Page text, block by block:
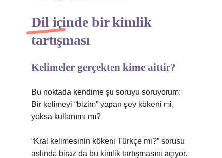
Dil içinde bir kimlik
tartışması
Kelimeler gerçekten kime aittir?
Bu noktada kendime şu soruyu soruyorum:
Bir kelimeyi “bizim” yapan şey kökeni mi,
yoksa kullanımı mı?
“Kral kelimesinin kökeni Türkçe mi?” sorusu
aslında biraz da bu kimlik tartışmasını açıyor.